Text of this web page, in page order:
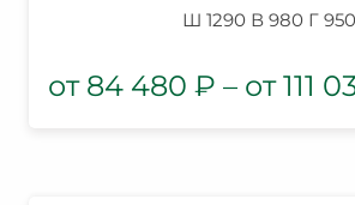
Ш 1290 В 980 Г 950
84 480 ₽ – 111